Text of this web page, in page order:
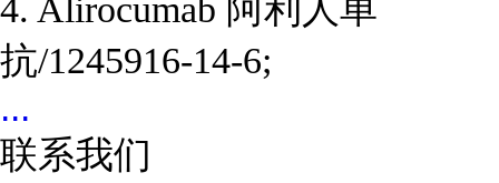
4. Alirocumab 阿利人单
抗/1245916-14-6;
...
联系我们